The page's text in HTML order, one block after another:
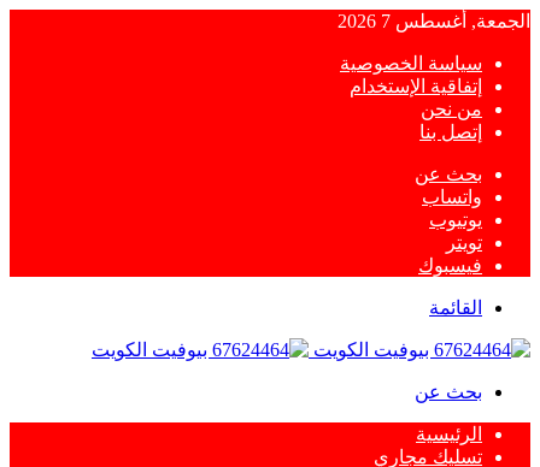
الجمعة, أغسطس 7 2026
سياسة الخصوصية
إتفاقية الإستخدام
من نحن
إتصل بنا
بحث عن
واتساب
يوتيوب
تويتر
فيسبوك
القائمة
بحث عن
الرئيسية
تسليك مجاري